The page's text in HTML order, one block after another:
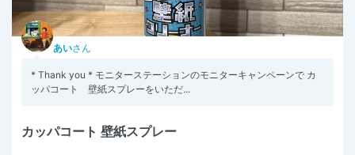
あいさん
* Thank you * モニターステーションのモニターキャンペーンで カ
ッパコート 壁紙スプレーをいただ...
カッパコート 壁紙スプレー